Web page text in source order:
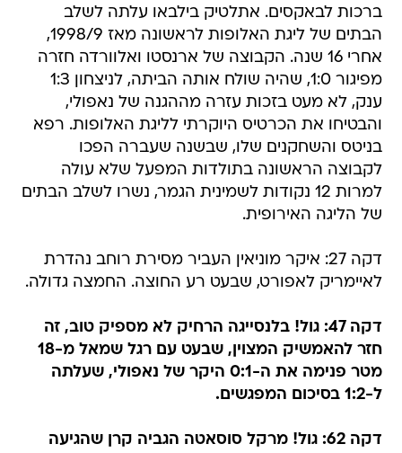
ברכות לבאקסים. אתלטיק בילבאו עלתה לשלב
הבתים של ליגת האלופות לראשונה מאז 1998/9,
אחרי 16 שנה. הקבוצה של ארנסטו ואלוורדה חזרה
מפיגור 1:0, שהיה שולח אותה הביתה, לניצחון 1:3
ענק, לא מעט בזכות עזרה מההגנה של נאפולי,
והבטיחו את הכרטיס היוקרתי לליגת האלופות. רפא
בניטס והשחקנים שלו, שבשנה שעברה הפכו
לקבוצה הראשונה בתולדות המפעל שלא עולה
למרות 12 נקודות לשמינית הגמר, נשרו לשלב הבתים
של הליגה האירופית.
דקה 27: איקר מוניאין העביר מסירת רוחב נהדרת
לאיימריק לאפורט, שבעט רע החוצה. החמצה גדולה.
דקה 47: גול! בלנסייגה הרחיק לא מספיק טוב, זה
חזר להאמשיק המצוין, שבעט עם רגל שמאל מ-18
מטר פנימה את ה-0:1 היקר של נאפולי, שעלתה
ל-1:2 בסיכום המפגשים.
דקה 62: גול! מרקל סוסאטה הגביה קרן שהגיעה